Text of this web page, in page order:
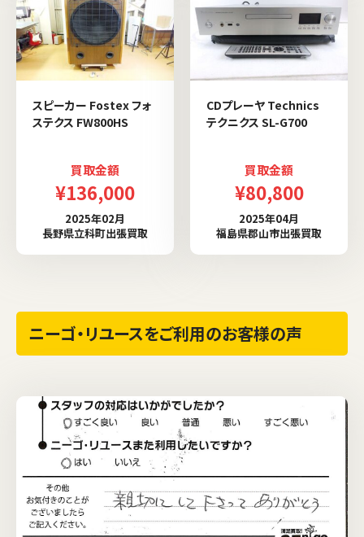
スピーカー Fostex フォ
ステクス FW800HS
買取金額
¥136,000
2025年02月
長野県立科町出張買取
CDプレーヤ Technics
テクニクス SL-G700
買取金額
¥80,800
2025年04月
福島県郡山市出張買取
ニーゴ・リユースをご利用のお客様の声